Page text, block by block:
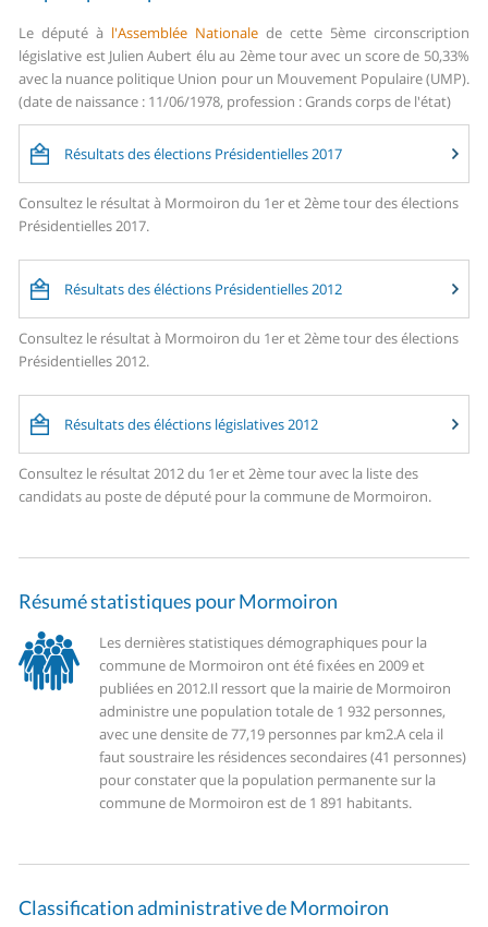
Le député à l'Assemblée Nationale de cette 5ème circonscription
législative est Julien Aubert élu au 2ème tour avec un score de 50,33%
avec la nuance politique Union pour un Mouvement Populaire (UMP).
(date de naissance : 11/06/1978, profession : Grands corps de l'état)
Résultats des élections Présidentielles 2017
Consultez le résultat à Mormoiron du 1er et 2ème tour des élections
Présidentielles 2017.
Résultats des éléctions Présidentielles 2012
Consultez le résultat à Mormoiron du 1er et 2ème tour des élections
Présidentielles 2012.
Résultats des éléctions législatives 2012
Consultez le résultat 2012 du 1er et 2ème tour avec la liste des
candidats au poste de député pour la commune de Mormoiron.
Résumé statistiques pour Mormoiron
Les dernières statistiques démographiques pour la
commune de Mormoiron ont été fixées en 2009 et
publiées en 2012.Il ressort que la mairie de Mormoiron
administre une population totale de 1 932 personnes,
avec une densite de 77,19 personnes par km2.A cela il
faut soustraire les résidences secondaires (41 personnes)
pour constater que la population permanente sur la
commune de Mormoiron est de 1 891 habitants.
Classification administrative de Mormoiron